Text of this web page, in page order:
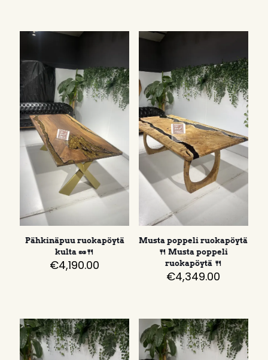
Pähkinäpuu ruokapöytä
kulta 🥜🍴
€4,190.00
Musta poppeli ruokapöytä
🍴 Musta poppeli
ruokapöytä 🍴
€4,349.00